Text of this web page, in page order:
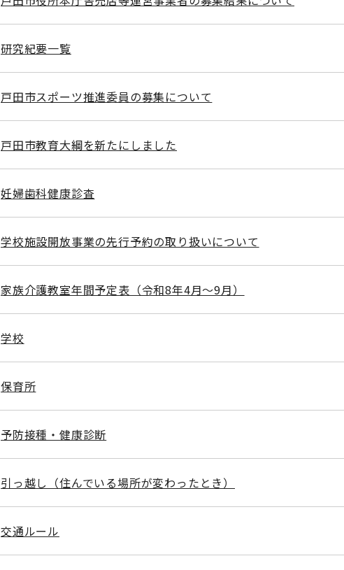
研究紀要一覧
戸田市スポーツ推進委員の募集について
戸田市教育大綱を新たにしました
妊婦歯科健康診査
学校施設開放事業の先行予約の取り扱いについて
家族介護教室年間予定表（令和8年4月～9月）
学校
保育所
予防接種・健康診断
引っ越し（住んでいる場所が変わったとき）
交通ルール